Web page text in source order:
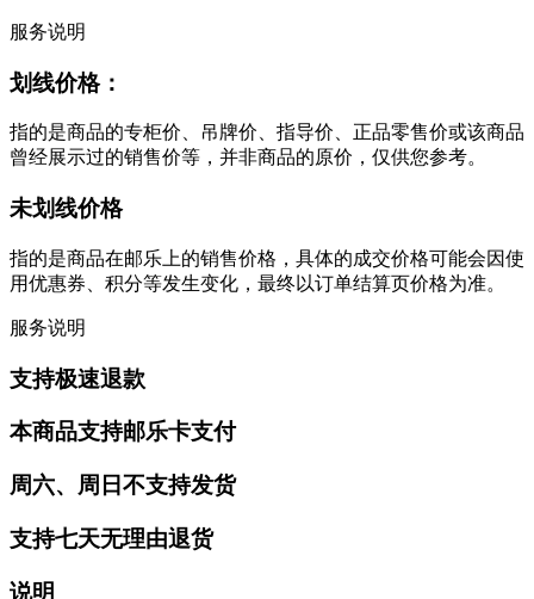
服务说明
划线价格：
指的是商品的专柜价、吊牌价、指导价、正品零售价或该商品
曾经展示过的销售价等，并非商品的原价，仅供您参考。
未划线价格
指的是商品在邮乐上的销售价格，具体的成交价格可能会因使
用优惠券、积分等发生变化，最终以订单结算页价格为准。
服务说明
支持极速退款
本商品支持邮乐卡支付
周六、周日不支持发货
支持七天无理由退货
说明